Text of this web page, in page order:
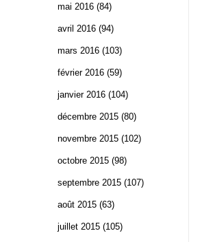
mai 2016 (84)
avril 2016 (94)
mars 2016 (103)
février 2016 (59)
janvier 2016 (104)
décembre 2015 (80)
novembre 2015 (102)
octobre 2015 (98)
septembre 2015 (107)
août 2015 (63)
juillet 2015 (105)